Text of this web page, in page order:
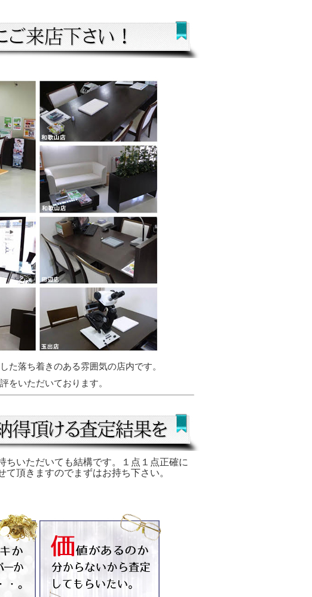
た落ち着きのある雰囲気の店内です。
をいただいております。
ちいただいても結構です。１点１点正確に
頂きますのでまずはお持ち下さい。